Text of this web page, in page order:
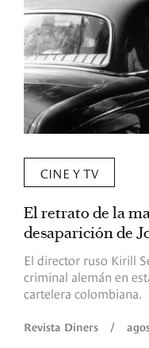
CINE Y TV
El retrato de la
desaparición de
El director ruso Kirill
criminal alemán en
cartelera colombiana.
Revista Diners /